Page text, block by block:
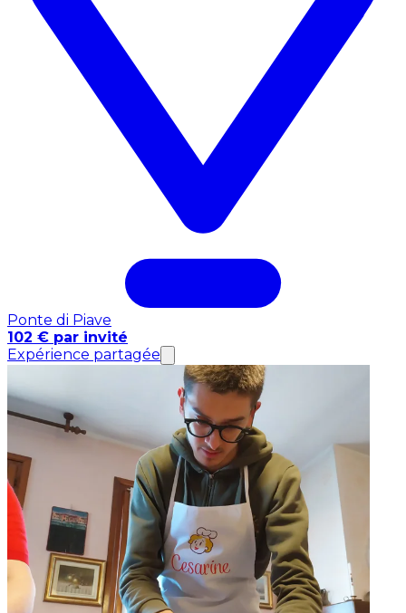
Ponte di Piave
102 € par invité
Expérience partagée